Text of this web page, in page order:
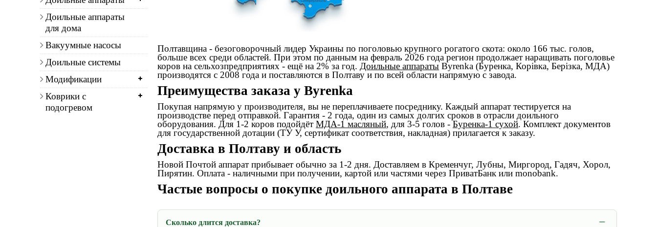
Полтавщина - безоговорочный лидер Украины по поголовью крупного рогатого скота: около 166 тыс. голов,
больше всех среди областей. При этом по данным на февраль 2026 года регион продолжает наращивать поголовье
коров на сельхозпредприятиях - ещё на 2% за год. Доильные аппараты Byrenka (Буренка, Корівка, Берізка, МДА)
производятся с 2008 года и поставляются в Полтаву и по всей области напрямую с завода.
Преимущества заказа у Byrenka
Покупая напрямую у производителя, вы не переплачиваете посреднику. Каждый аппарат тестируется на
производстве перед отправкой. Гарантия - 2 года, один из самых долгих сроков в отрасли доильного
оборудования. Для 1-2 коров подойдётМДА-1 масляный, для 3-5 голов -Буренка-1 сухой. Комплект документов
для государственной дотации (ТУ У, сертификат соответствия, накладная) прилагается к заказу.
Доставка в Полтаву и область
Новой Почтой аппарат прибывает обычно за 1-2 дня. Доставляем в Кременчуг, Лубны, Миргород, Гадяч, Хорол,
Пирятин. Оплата - наличными при получении, картой или частями через ПриватБанк или monobank.
Частые вопросы о покупке доильного аппарата в Полтаве
Сколько длится доставка?
Доильные аппараты
для дома
Вакуумные насосы
Доильные системы
Модификации
Коврики с
подогревом